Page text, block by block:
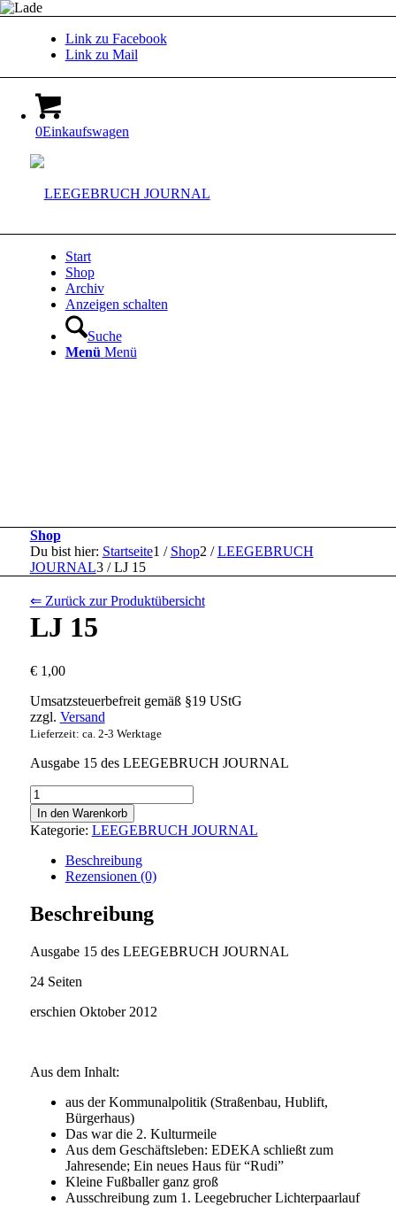
Link zu Facebook
Link zu Mail
0Einkaufswagen
Start
Shop
Archiv
Anzeigen schalten
Suche
Menü Menü
Shop
Du bist hier: Startseite1 / Shop2 / LEEGEBRUCH
JOURNAL3 / LJ 15
⇐ Zurück zur Produktübersicht
LJ 15
€1,00
Umsatzsteuerbefreit gemäß §19 UStG
zzgl. Versand
Lieferzeit: ca. 2-3 Werktage
Ausgabe 15 des LEEGEBRUCH JOURNAL
LJ
15
Menge
In den Warenkorb
Kategorie: LEEGEBRUCH JOURNAL
Beschreibung
Rezensionen (0)
Beschreibung
Ausgabe 15 des LEEGEBRUCH JOURNAL
24 Seiten
erschien Oktober 2012
Aus dem Inhalt:
aus der Kommunalpolitik (Straßenbau, Hublift,
Bürgerhaus)
Das war die 2. Kulturmeile
Aus dem Geschäftsleben: EDEKA schließt zum
Jahresende; Ein neues Haus für “Rudi”
Kleine Fußballer ganz groß
Ausschreibung zum 1. Leegebrucher Lichterpaarlauf